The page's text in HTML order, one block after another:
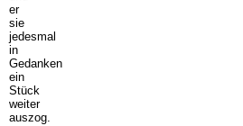
er
sie
jedesmal
in
Gedanken
ein
Stück
weiter
auszog.